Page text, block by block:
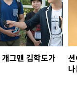
그맨 김학도가